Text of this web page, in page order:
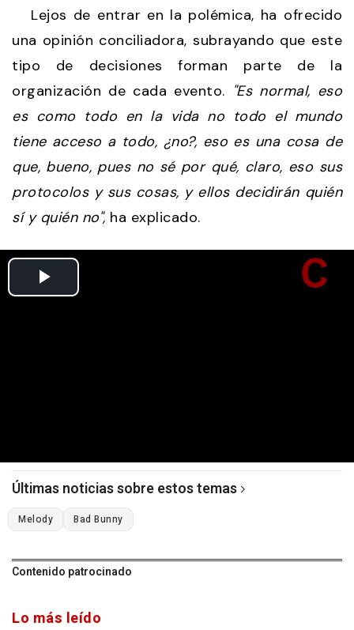
Lejos de entrar en la polémica, ha ofrecido
una opinión conciliadora, subrayando que este
tipo de decisiones forman parte de la
organización de cada evento. "Es normal, eso
es como todo en la vida no todo el mundo
tiene acceso a todo, ¿no?, eso es una cosa de
que, bueno, pues no sé por qué, claro, eso sus
protocolos y sus cosas, y ellos decidirán quién
sí y quién no", ha explicado.
Últimas noticias sobre estos temas
Melody Bad Bunny
Contenido patrocinado
Lo más leído